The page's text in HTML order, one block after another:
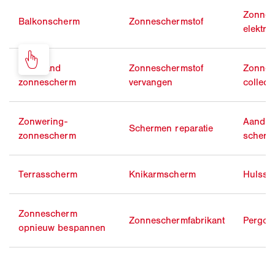
Balkonscherm Zonneschermstof
Vrijstaand
zonnescherm
Zonneschermstof
vervangen
Zonwering-
zonnescherm
Schermen reparatie
Terrasscherm Knikarmscherm
Zonnescherm
opnieuw bespannen
Zonneschermfabrikant